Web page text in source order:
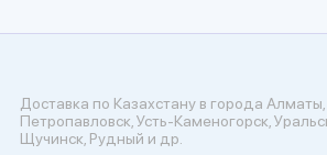
Доставка по Казахстану в города
Петропавловск, Усть-Каменогорск,
Щучинск, Рудный и др.